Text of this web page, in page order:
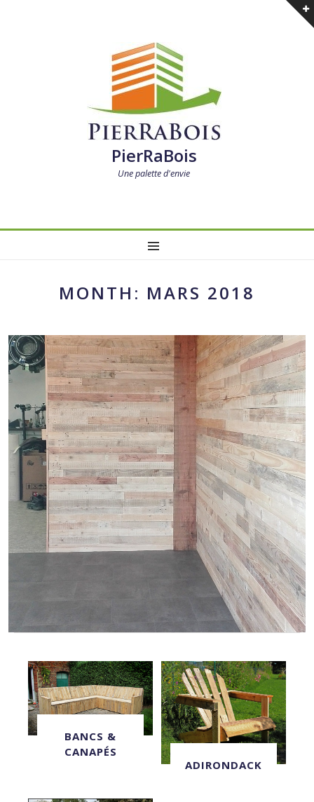
PierRaBois
Une palette d'envie
MONTH: MARS 2018
BANCS &
CANAPÉS
ADIRONDACK